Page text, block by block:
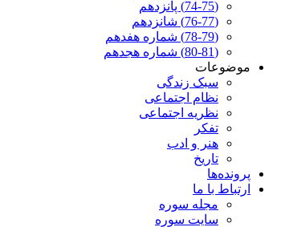
(74-75) پانزدهم
(76-77) شانزدهم
(78-79) شماره هفدهم
(80-81) شماره هجدهم
موضوعات
سبک زندگی
نظام اجتماعی
نظریه اجتماعی
تفکر
هنر و ادب
تاریخ
پرونده‌ها
ارتباط با ما
مجله سوره
سایت سوره